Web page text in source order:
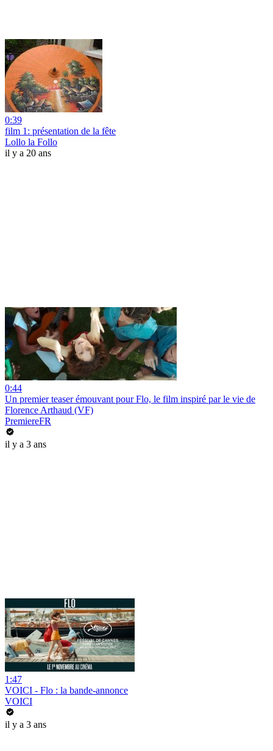
0:39
film 1: présentation de la fête
Lollo la Follo
il y a 20 ans
0:44
Un premier teaser émouvant pour Flo, le film inspiré par le vie de
Florence Arthaud (VF)
PremiereFR
il y a 3 ans
1:47
VOICI - Flo : la bande-annonce
VOICI
il y a 3 ans